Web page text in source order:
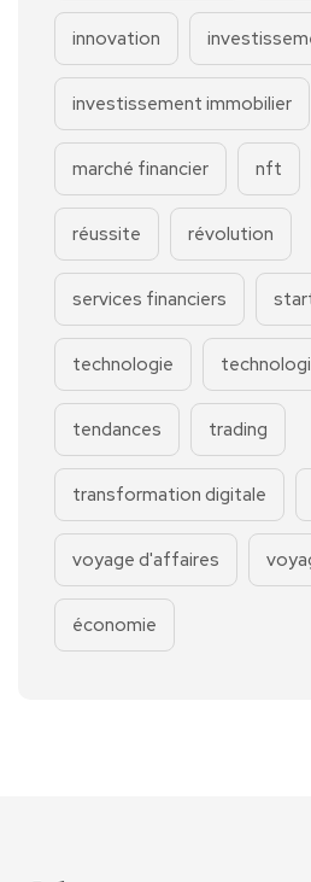
innovation
investissement immobilier
marché financier nft
réussite révolution
services financiers
technologie
tendances trading
transformation digitale
voyage d'affaires
économie